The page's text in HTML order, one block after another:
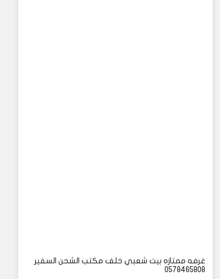
غرفه ممتازه بيت شعبي خلف مكتب الشحن السفير
0578465808